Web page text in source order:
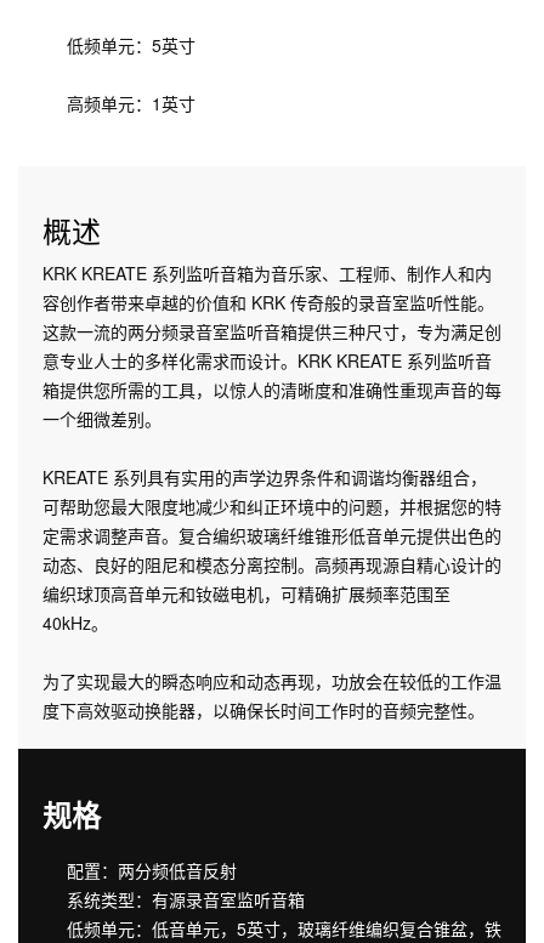
低频单元：5英寸
高频单元：1英寸
概述
KRK KREATE 系列监听音箱为音乐家、工程师、制作人和内
容创作者带来卓越的价值和 KRK 传奇般的录音室监听性能。
这款一流的两分频录音室监听音箱提供三种尺寸，专为满足创
意专业人士的多样化需求而设计。KRK KREATE 系列监听音
箱提供您所需的工具，以惊人的清晰度和准确性重现声音的每
一个细微差别。
KREATE 系列具有实用的声学边界条件和调谐均衡器组合，
可帮助您最大限度地减少和纠正环境中的问题，并根据您的特
定需求调整声音。复合编织玻璃纤维锥形低音单元提供出色的
动态、良好的阻尼和模态分离控制。高频再现源自精心设计的
编织球顶高音单元和钕磁电机，可精确扩展频率范围至
40kHz。
为了实现最大的瞬态响应和动态再现，功放会在较低的工作温
度下高效驱动换能器，以确保长时间工作时的音频完整性。
规格
配置：两分频低音反射
系统类型：有源录音室监听音箱
低频单元：低音单元，5英寸，玻璃纤维编织复合锥盆，铁